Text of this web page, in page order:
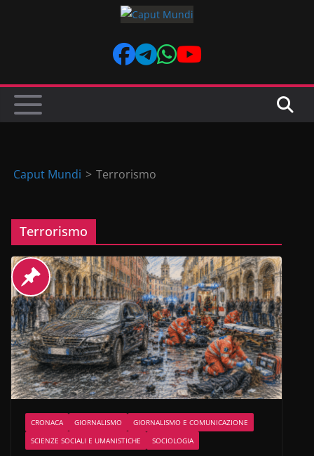
Caput Mundi > Terrorismo
Terrorismo
CRONACA GIORNALISMO
GIORNALISMO E COMUNICAZIONE
SCIENZE SOCIALI E UMANISTICHE
SOCIOLOGIA